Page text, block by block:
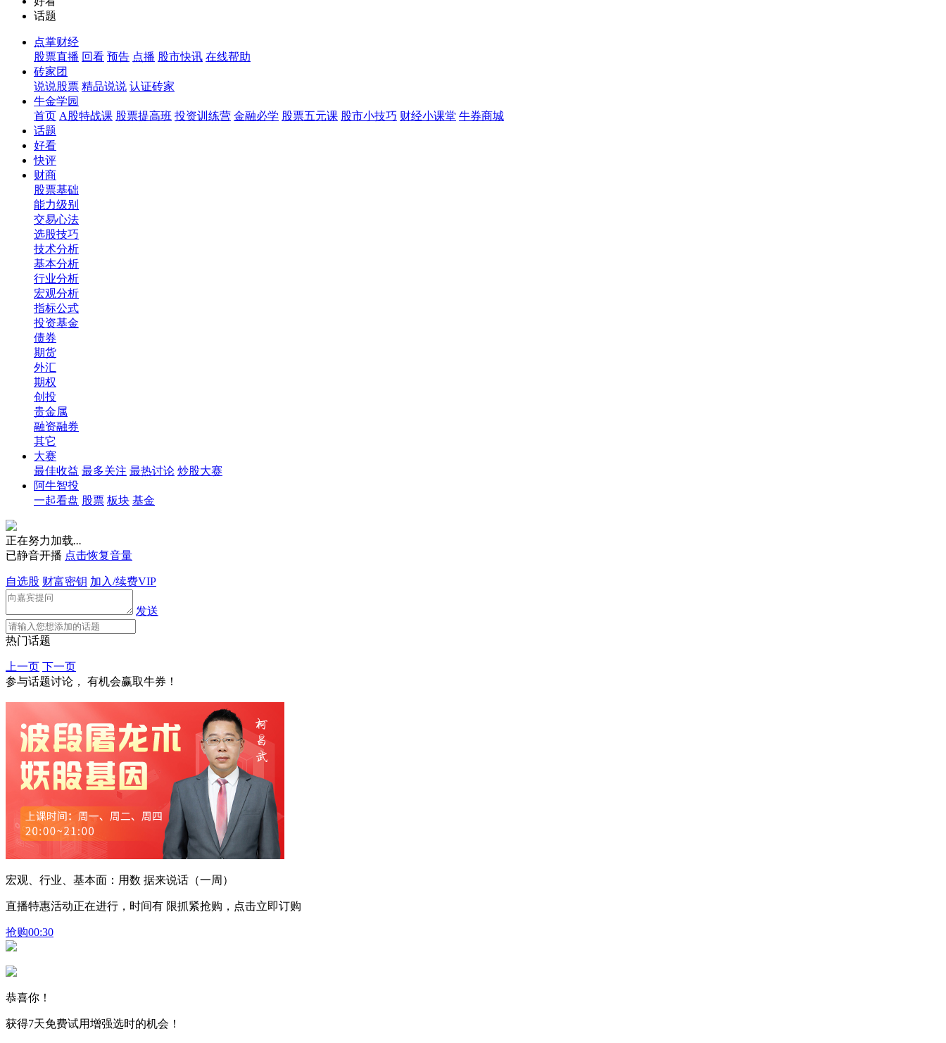
话题
点掌财经
股票直播 回看 预告 点播 股市快讯 在线帮助
砖家团
说说股票 精品说说 认证砖家
牛金学园
首页 A股特战课 股票提高班 投资训练营 金融必学 股票五元课 股市小技巧 财经小课堂 牛券商城
话题
好看
快评
财商
股票基础
能力级别
交易心法
选股技巧
技术分析
基本分析
行业分析
宏观分析
指标公式
投资基金
债券
期货
外汇
期权
创投
贵金属
融资融券
其它
大赛
最佳收益 最多关注 最热讨论 炒股大赛
阿牛智投
一起看盘 股票 板块 基金
正在努力加载...
已静音开播 点击恢复音量
自选股 财富密钥 加入/续费VIP
发送
热门话题
上一页 下一页
参与话题讨论， 有机会赢取牛券！
宏观、行业、基本面：用数 据来说话（一周）
直播特惠活动正在进行，时间有 限抓紧抢购，点击立即订购
抢购00:30
恭喜你！
获得7天免费试用增强选时的机会！